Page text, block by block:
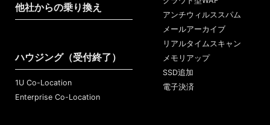
他社からの乗り換え
ハウジング（受付終了）
1U Co-Location
Enterprise Co-Location
アンチウィルススパム
メールアーカイブ
リアルタイムスキャン
メモリアップ
SSD追加
電子決済